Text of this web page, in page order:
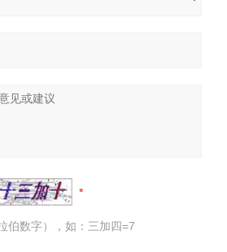
伯数字），如：三加四=7